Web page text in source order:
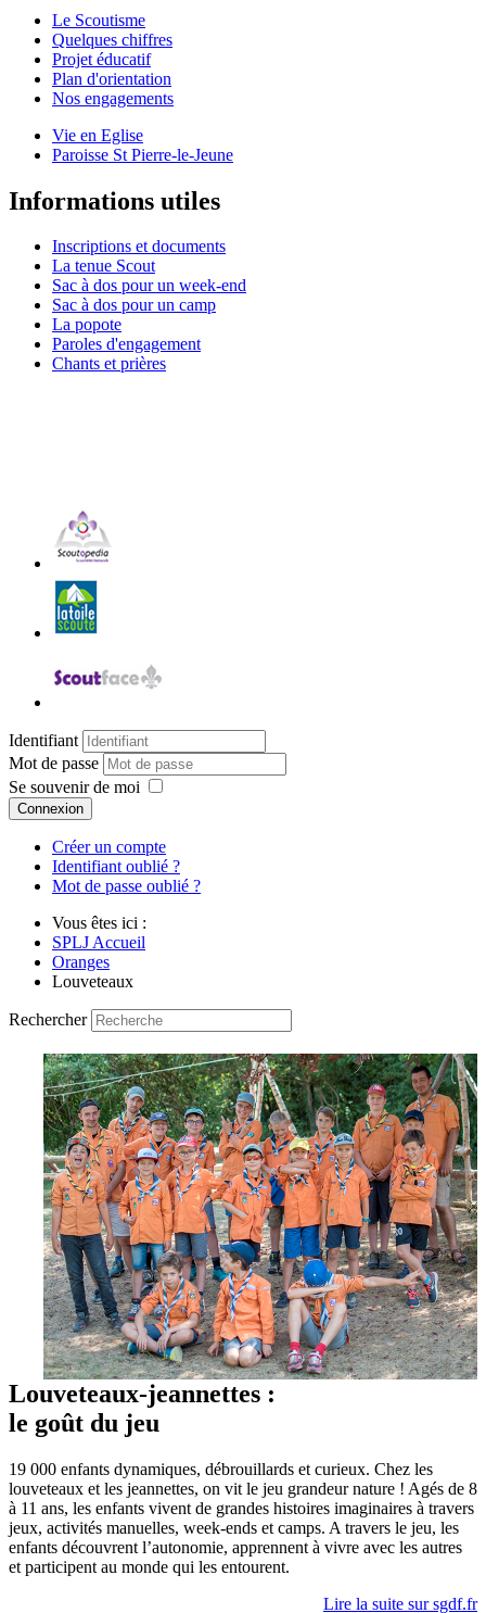
Le Scoutisme
Quelques chiffres
Projet éducatif
Plan d'orientation
Nos engagements
Vie en Eglise
Paroisse St Pierre-le-Jeune
Informations utiles
Inscriptions et documents
La tenue Scout
Sac à dos pour un week-end
Sac à dos pour un camp
La popote
Paroles d'engagement
Chants et prières
Identifiant
Mot de passe
Se souvenir de moi
Connexion
Créer un compte
Identifiant oublié ?
Mot de passe oublié ?
Vous êtes ici :
SPLJ Accueil
Oranges
Louveteaux
Rechercher
Louveteaux-jeannettes :
le goût du jeu
19 000 enfants dynamiques, débrouillards et curieux. Chez les
louveteaux et les jeannettes, on vit le jeu grandeur nature ! Agés de 8
à 11 ans, les enfants vivent de grandes histoires imaginaires à travers
jeux, activités manuelles, week-ends et camps. A travers le jeu, les
enfants découvrent l’autonomie, apprennent à vivre avec les autres
et participent au monde qui les entourent.
Lire la suite sur sgdf.fr